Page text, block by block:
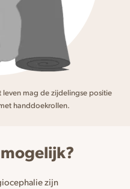
leven mag de zijdelingse positie
handdoekrollen.
zijn